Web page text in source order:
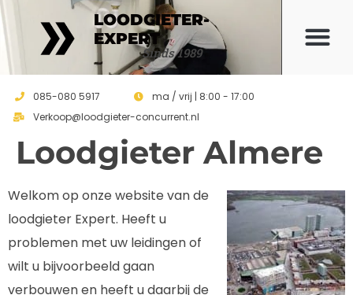
LOODGIETER-
EXPERT
Sinds 1989
085-080 5917
ma / vrij | 8:00 - 17:00
Verkoop@loodgieter-concurrent.nl
Loodgieter Almere
Welkom op onze website van de
loodgieter Expert. Heeft u
problemen met uw leidingen of
wilt u bijvoorbeeld gaan
verbouwen en heeft u daarbij de